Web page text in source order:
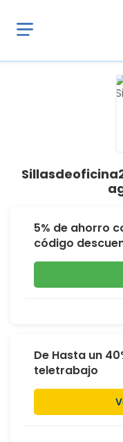
5% de ahorro
código
De Hasta un
teletrabajo